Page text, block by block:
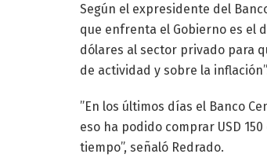
Según el expresidente del
que enfrenta el Gobierno es el
dólares al sector privado para
de actividad y sobre la
”En los últimos días el Banco
eso ha podido comprar USD
tiempo”, señaló Redrado.